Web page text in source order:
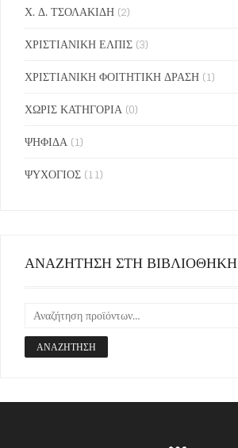
Χ. Δ. ΤΣΟΛΑΚΙΔΗ (2)
ΧΡΙΣΤΙΑΝΙΚΗ ΕΛΠΙΣ (3)
ΧΡΙΣΤΙΑΝΙΚΗ ΦΟΙΤΗΤΙΚΗ ΔΡΑΣΗ (1)
ΧΩΡΙΣ ΚΑΤΗΓΟΡΙΑ (0)
ΨΗΦΙΔΑ (1)
ΨΥΧΟΓΙΟΣ (11)
ΑΝΑΖΗΤΗΣΗ ΣΤΗ ΒΙΒΛΙΟΘΗΚΗ
ΑΝΑΖΉΤΗΣΗ